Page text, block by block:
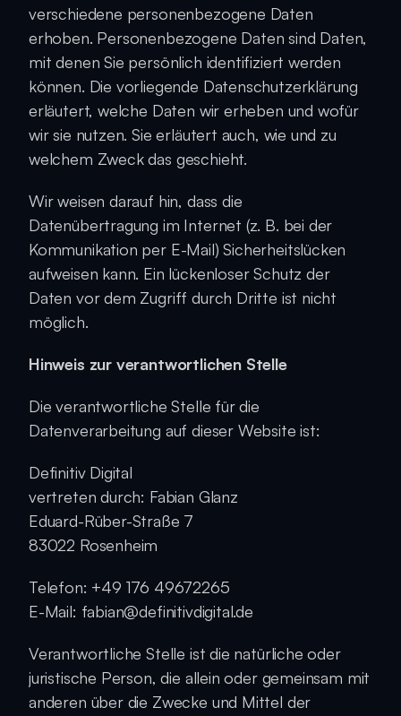
verschiedene personenbezogene Daten
erhoben. Personenbezogene Daten sind Daten,
mit denen Sie persönlich identifiziert werden
können. Die vorliegende Datenschutzerklärung
erläutert, welche Daten wir erheben und wofür
wir sie nutzen. Sie erläutert auch, wie und zu
welchem Zweck das geschieht.
Wir weisen darauf hin, dass die
Datenübertragung im Internet (z. B. bei der
Kommunikation per E-Mail) Sicherheitslücken
aufweisen kann. Ein lückenloser Schutz der
Daten vor dem Zugriff durch Dritte ist nicht
möglich.
Hinweis zur verantwortlichen Stelle
Die verantwortliche Stelle für die
Datenverarbeitung auf dieser Website ist:
Definitiv Digital
vertreten durch: Fabian Glanz
Eduard-Rüber-Straße 7
83022 Rosenheim
Telefon: +49 176 49672265
E-Mail: fabian@definitivdigital.de
Verantwortliche Stelle ist die natürliche oder
juristische Person, die allein oder gemeinsam mit
anderen über die Zwecke und Mittel der